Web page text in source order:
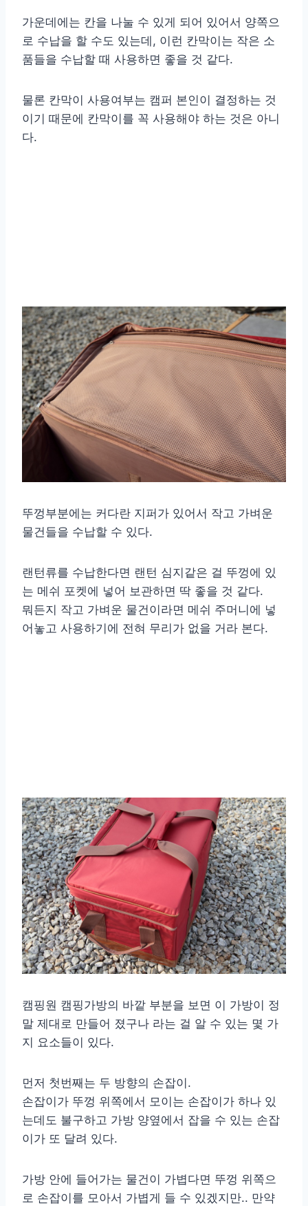
가운데에는 칸을 나눌 수 있게 되어 있어서 양쪽으
로 수납을 할 수도 있는데, 이런 칸막이는 작은 소
품들을 수납할 때 사용하면 좋을 것 같다.
물론 칸막이 사용여부는 캠퍼 본인이 결정하는 것
이기 때문에 칸막이를 꼭 사용해야 하는 것은 아니
다.
뚜껑부분에는 커다란 지퍼가 있어서 작고 가벼운
물건들을 수납할 수 있다.
랜턴류를 수납한다면 랜턴 심지같은 걸 뚜껑에 있
는 메쉬 포켓에 넣어 보관하면 딱 좋을 것 같다.
뭐든지 작고 가벼운 물건이라면 메쉬 주머니에 넣
어놓고 사용하기에 전혀 무리가 없을 거라 본다.
캠핑원 캠핑가방의 바깥 부분을 보면 이 가방이 정
말 제대로 만들어 졌구나 라는 걸 알 수 있는 몇 가
지 요소들이 있다.
먼저 첫번째는 두 방향의 손잡이.
손잡이가 뚜껑 위쪽에서 모이는 손잡이가 하나 있
는데도 불구하고 가방 양옆에서 잡을 수 있는 손잡
이가 또 달려 있다.
가방 안에 들어가는 물건이 가볍다면 뚜껑 위쪽으
로 손잡이를 모아서 가볍게 들 수 있겠지만.. 만약